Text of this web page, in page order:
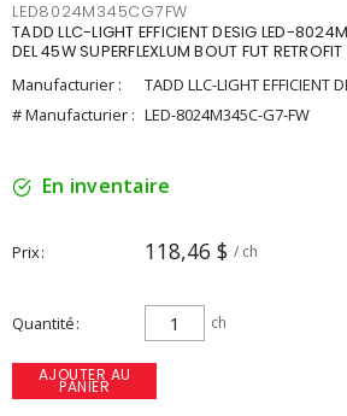
LED8024M345CG7FW
TADD LLC-LIGHT EFFICIENT DESIG LED-
DEL 45W SUPERFLEXLUM BOUT FUT RETROFIT
Manufacturier :
TADD LLC-LIGHT EFFICIENT
# Manufacturier : LED-8024M345C-G7-FW
En inventaire
Prix 118,46 $ / ch
Quantité ch
AJOUTER AU
PANIER